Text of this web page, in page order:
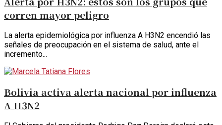
corren mayor peligro
La alerta epidemiológica por influenza A H3N2 encendió las
señales de preocupación en el sistema de salud, ante el
incremento...
Bolivia activa alerta nacional por influenza
A H3N2